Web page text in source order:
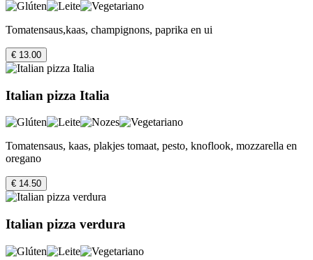
Tomatensaus,kaas, champignons, paprika en ui
€ 13.00
Italian pizza Italia
Tomatensaus, kaas, plakjes tomaat, pesto, knoflook, mozzarella en
oregano
€ 14.50
Italian pizza verdura